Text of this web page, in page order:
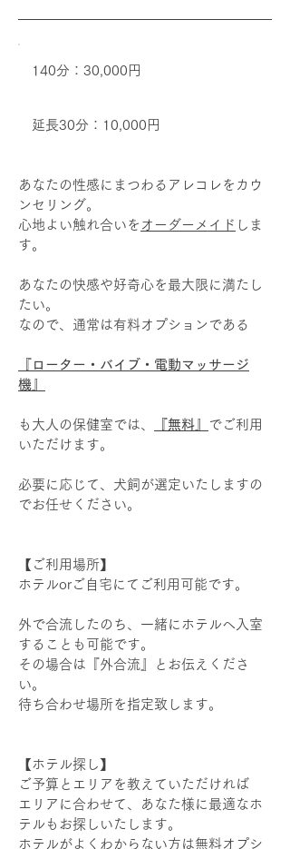
140分：30,000円
延長30分：10,000円
あなたの性感にまつわるアレコレをカウ
ンセリング。
心地よい触れ合いを オーダーメイド しま
す。
あなたの快感や好奇心を最大限に満たし
たい。
なので、通常は有料オプションである
『ローター・バイブ・電動マッサージ
機』
も大人の保健室では、 『無料』
でご利用
いただけます。
必要に応じて、 犬飼が選定いたしますの
でお任せください。​
​【ご利用場所】
ホテルorご自宅にてご利用可能です。
外で合流したのち、一緒にホテルへ入室
することも可能です。
その場合は『外合流』とお伝えくださ
い。
待ち合わせ場所を指定致します。
【ホテル探し】
ご予算とエリアを教えていただければ
エリアに合わせて、あなた様に最適なホ
テルもお探しいたします。
ホテルがよくわからない方は無料オプシ